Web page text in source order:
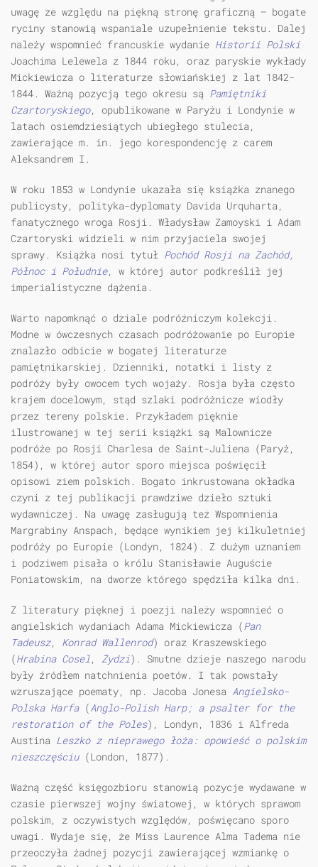
uwagę ze względu na piękną stronę graficzną — bogate
ryciny stanowią wspaniale uzupełnienie tekstu. Dalej
należy wspomnieć francuskie wydanie Historii Polski
Joachima Lelewela z 1844 roku, oraz paryskie wykłady
Mickiewicza o literaturze słowiańskiej z lat 1842-
1844. Ważną pozycją tego okresu są Pamiętniki
Czartoryskiego, opublikowane w Paryżu i Londynie w
latach osiemdziesiątych ubiegłego stulecia,
zawierające m. in. jego korespondencję z carem
Aleksandrem I.
W roku 1853 w Londynie ukazała się książka znanego
publicysty, polityka-dyplomaty Davida Urquharta,
fanatycznego wroga Rosji. Władysław Zamoyski i Adam
Czartoryski widzieli w nim przyjaciela swojej
sprawy. Książka nosi tytuł Pochód Rosji na Zachód,
Północ i Południe, w której autor podkreślił jej
imperialistyczne dążenia.
Warto napomknąć o dziale podróżniczym kolekcji.
Modne w ówczesnych czasach podróżowanie po Europie
znalazło odbicie w bogatej literaturze
pamiętnikarskiej. Dzienniki, notatki i listy z
podróży były owocem tych wojaży. Rosja była często
krajem docelowym, stąd szlaki podróżnicze wiodły
przez tereny polskie. Przykładem pięknie
ilustrowanej w tej serii książki są Malownicze
podróże po Rosji Charlesa de Saint-Juliena (Paryż,
1854), w której autor sporo miejsca poświęcił
opisowi ziem polskich. Bogato inkrustowana okładka
czyni z tej publikacji prawdziwe dzieło sztuki
wydawniczej. Na uwagę zasługują też Wspomnienia
Margrabiny Anspach, będące wynikiem jej kilkuletniej
podróży po Europie (Londyn, 1824). Z dużym uznaniem
i podziwem pisała o królu Stanisławie Auguście
Poniatowskim, na dworze którego spędziła kilka dni.
Z literatury pięknej i poezji należy wspomnieć o
angielskich wydaniach Adama Mickiewicza (Pan
Tadeusz, Konrad Wallenrod) oraz Kraszewskiego
(Hrabina Cosel, Żydzi). Smutne dzieje naszego narodu
były źródłem natchnienia poetów. I tak powstały
wzruszające poematy, np. Jacoba Jonesa Angielsko-
Polska Harfa(Anglo-Polish Harp; a psalter for the
restoration of the Poles), Londyn, 1836 i Alfreda
Austina Leszko z nieprawego łoża: opowieść o polskim
nieszczęściu(London, 1877).
Ważną część księgozbioru stanowią pozycje wydawane w
czasie pierwszej wojny światowej, w których sprawom
polskim, z oczywistych względów, poświęcano sporo
uwagi. Wydaje się, że Miss Laurence Alma Tadema nie
przeoczyła żadnej pozycji zawierającej wzmiankę o